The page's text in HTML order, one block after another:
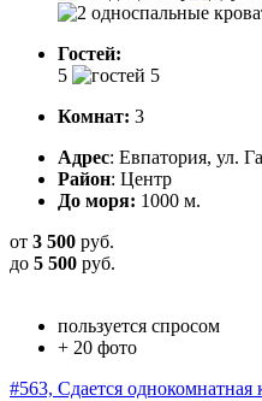
Гостей:
5
Комнат: 3
Адрес: Евпатория, ул.
Район: Центр
До моря: 1000 м.
от 3 500 руб.
до 5 500 руб.
пользуется спросом
+ 20 фото
#563, Сдается однокомнатная